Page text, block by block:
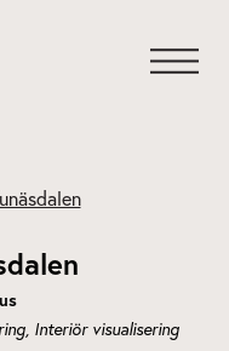
Interiör visualisering